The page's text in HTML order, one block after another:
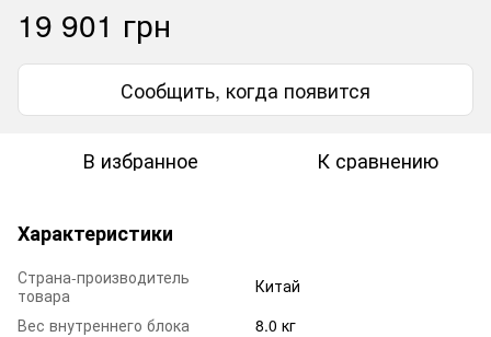
19 901 грн
Сообщить, когда появится
В избранное К сравнению
Характеристики
Страна-производитель
товара
Китай
Вес внутреннего блока
8.0 кг